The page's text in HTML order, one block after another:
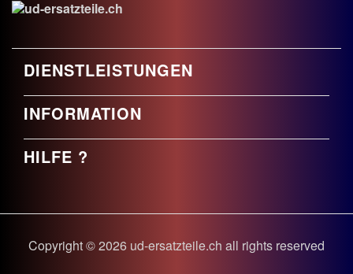
DIENSTLEISTUNGEN
INFORMATION
HILFE ?
Copyright © 2026 ud-ersatzteile.ch all rights reserved